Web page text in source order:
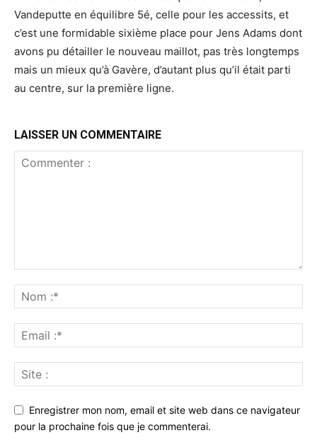
Vandeputte en équilibre 5é, celle pour les accessits, et
c’est une formidable sixième place pour Jens Adams dont
avons pu détailler le nouveau maillot, pas très longtemps
mais un mieux qu’à Gavère, d’autant plus qu’il était parti
au centre, sur la première ligne.
LAISSER UN COMMENTAIRE
Enregistrer mon nom, email et site web dans ce navigateur
pour la prochaine fois que je commenterai.